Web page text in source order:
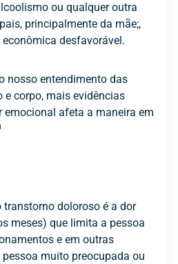
ou qualquer outra
principalmente da mãe;,
desfavorável.
nosso entendimento das
e corpo, mais evidências
emocional afeta a maneira em
doloroso é a dor
meses) que limita a pessoa
e em outras
muito preocupada ou